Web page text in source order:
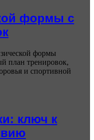
формы с
формы
план тренировок,
и спортивной
ключ к